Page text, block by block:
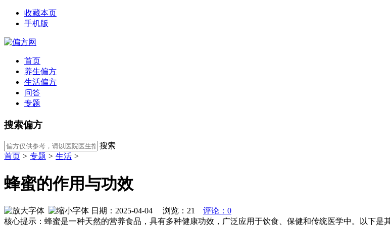
收藏本页
手机版
首页
养生偏方
生活偏方
问答
专题
搜索偏方
搜索
首页 > 专题 > 生活 >
蜂蜜的作用与功效
日期：2025-04-04 浏览： 21
评论：0
核心提示：蜂蜜是一种天然的营养食品，具有多种健康功效，广泛应用于饮食、保健和传统医学中。以下是